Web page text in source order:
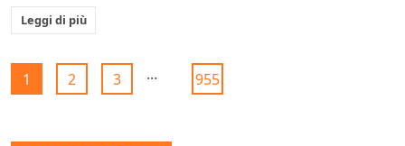
Leggi di più
1 2 3 ... 955